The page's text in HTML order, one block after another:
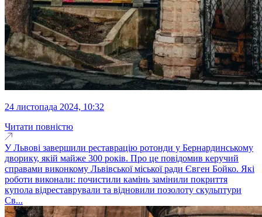
24 листопада 2024, 10:32
Читати повністю
У Львові завершили реставрацію ротонди у Бернардинському
дворику, якій майже 300 років. Про це повідомив керучий
справами виконкому Львівської міської ради Євген Бойко. Які
роботи виконали: почистили камінь замінили покриття
купола відреставрували та відновили позолоту скульптури
Св...